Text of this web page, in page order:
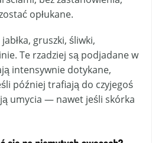
opłukane.
gruszki, śliwki,
Te rzadziej są podjadane w
intensywnie dotykane,
później trafiają do czyjegoś
umycia — nawet jeśli skórka